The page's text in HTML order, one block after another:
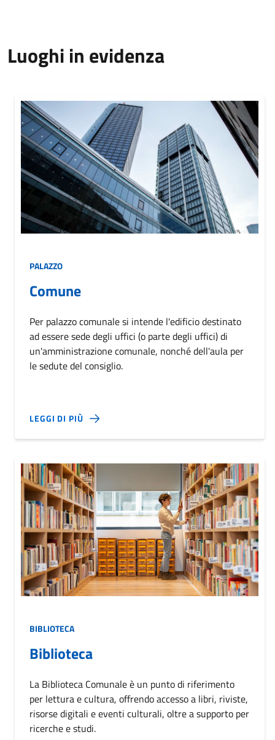
Luoghi in evidenza
PALAZZO
Comune
Per palazzo comunale si intende l'edificio destinato
ad essere sede degli uffici (o parte degli uffici) di
un'amministrazione comunale, nonché dell'aula per
le sedute del consiglio.
LEGGI DI PIÙ
BIBLIOTECA
Biblioteca
La Biblioteca Comunale è un punto di riferimento
per lettura e cultura, offrendo accesso a libri, riviste,
risorse digitali e eventi culturali, oltre a supporto per
ricerche e studi.